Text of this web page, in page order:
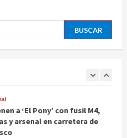
Internacional Portada
Jorge Messi, padre de
a ‘El Pony’ con fusil M4,
y arsenal en carretera de